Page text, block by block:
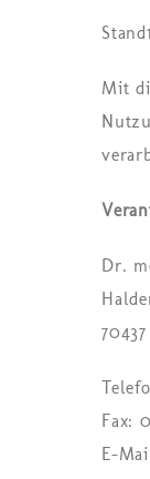
Mit
Dr.
Fax:
E-